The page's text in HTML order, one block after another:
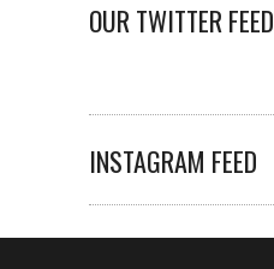
OUR TWITTER FEED
INSTAGRAM FEED